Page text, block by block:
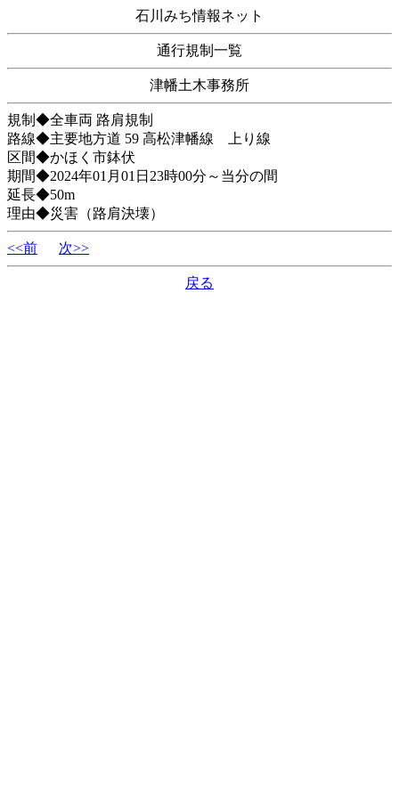
石川みち情報ネット
通行規制一覧
津幡土木事務所
規制◆全車両 路肩規制
路線◆主要地方道 59 高松津幡線 上り線
区間◆かほく市鉢伏
期間◆2024年01月01日23時00分～当分の間
延長◆50m
理由◆災害（路肩決壊）
<<前 次>>
戻る